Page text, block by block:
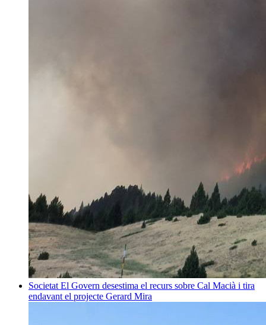
Societat El Govern desestima el recurs sobre Cal Macià i tira
endavant el projecte Gerard Mira